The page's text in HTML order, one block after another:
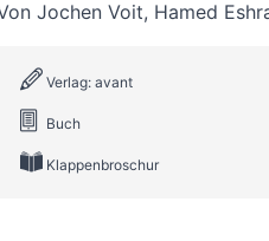
Jochen Voit, Hamed
Verlag: avant
Buch
Klappenbroschur